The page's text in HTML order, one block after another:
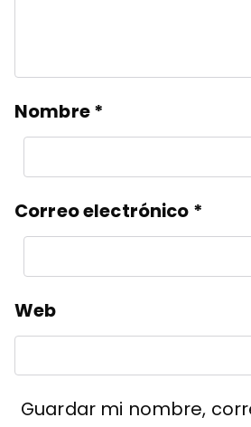
Nombre*
Correo electrónico *
Web
Guardar mi nombre,